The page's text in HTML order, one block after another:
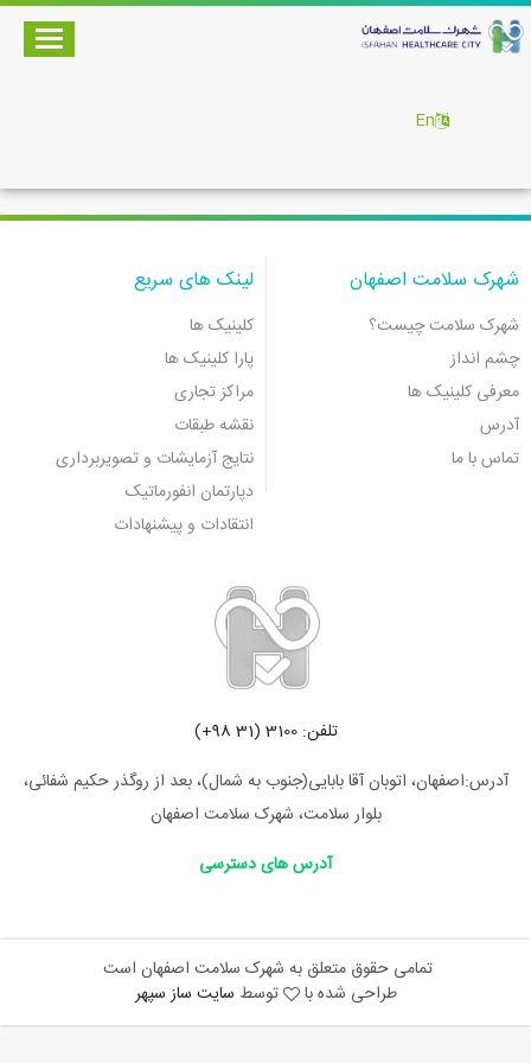
En
شهرک سلامت اصفهان
شهرک سلامت چیست؟
چشم انداز
معرفی کلینیک ها
آدرس
تماس با ما
لینک های سریع
کلینیک ها
پارا کلینیک ها
مراکز تجاری
نقشه طبقات
نتایج آزمایشات و تصویربرداری
دپارتمان انفورماتیک
انتقادات و پیشنهادات
تلفن: 3100 (31 98+)
آدرس:اصفهان، اتوبان آقا بابایی(جنوب به شمال)، بعد از روگذر حکیم شفائی،
بلوار سلامت، شهرک سلامت اصفهان
آدرس های دسترسی
تمامی حقوق متعلق به شهرک سلامت اصفهان است
طراحی شده با
توسط سایت ساز سپهر